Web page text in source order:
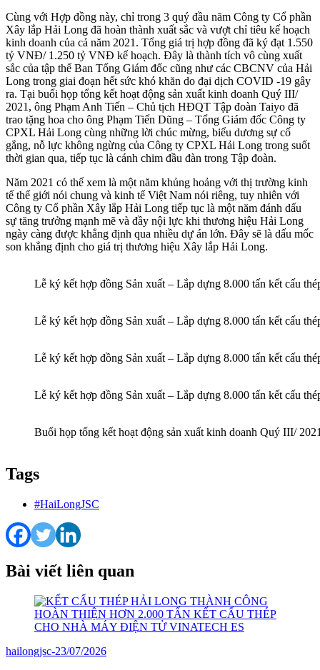
Cùng với Hợp đồng này, chỉ trong 3 quý đầu năm Công ty Cổ phần
Xây lắp Hải Long đã hoàn thành xuất sắc và vượt chỉ tiêu kế hoạch
kinh doanh của cả năm 2021. Tổng giá trị hợp đồng đã ký đạt 1.550
tỷ VNĐ/ 1.250 tỷ VNĐ kế hoạch. Đây là thành tích vô cùng xuất
sắc của tập thể Ban Tổng Giám đốc cũng như các CBCNV của Hải
Long trong giai đoạn hết sức khó khăn do đại dịch COVID -19 gây
ra. Tại buổi họp tổng kết hoạt động sản xuất kinh doanh Quý III/
2021, ông Phạm Anh Tiến – Chủ tịch HĐQT Tập đoàn Taiyo đã
trao tặng hoa cho ông Phạm Tiến Dũng – Tổng Giám đốc Công ty
CPXL Hải Long cùng những lời chúc mừng, biểu dương sự cố
gắng, nỗ lực không ngừng của Công ty CPXL Hải Long trong suốt
thời gian qua, tiếp tục là cánh chim đầu đàn trong Tập đoàn.
Năm 2021 có thể xem là một năm khủng hoảng với thị trường kinh
tế thế giới nói chung và kinh tế Việt Nam nói riêng, tuy nhiên với
Công ty Cổ phần Xây lắp Hải Long tiếp tục là một năm đánh dấu
sự tăng trưởng mạnh mẽ và đầy nội lực khi thương hiệu Hải Long
ngày càng được khẳng định qua nhiều dự án lớn. Đây sẽ là dấu mốc
son khẳng định cho giá trị thương hiệu Xây lắp Hải Long.
Lễ ký kết hợp đồng Sản xuất – Lắp dựng 8.000 tấn kết cấu
Lễ ký kết hợp đồng Sản xuất – Lắp dựng 8.000 tấn kết cấu
Lễ ký kết hợp đồng Sản xuất – Lắp dựng 8.000 tấn kết cấu
Lễ ký kết hợp đồng Sản xuất – Lắp dựng 8.000 tấn kết cấu
Buổi họp tổng kết hoạt động sản xuất kinh doanh Quý III/
Tags
#HaiLongJSC
Bài viết liên quan
hailongjsc-23/07/2026